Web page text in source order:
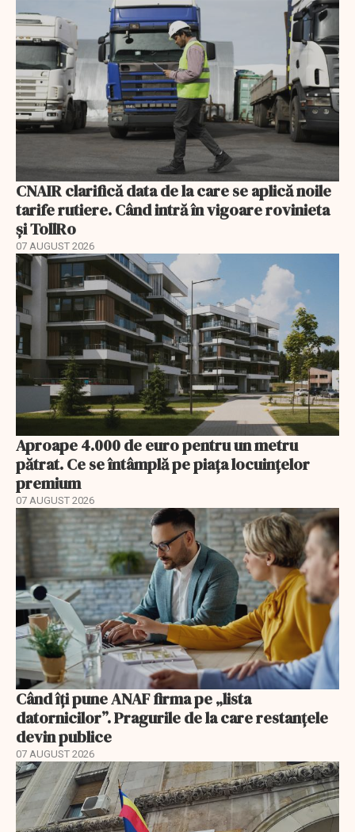
CNAIR clarifică data de la care se aplică noile
tarife rutiere. Când intră în vigoare rovinieta
și TollRo
07 AUGUST 2026
Aproape 4.000 de euro pentru un metru
pătrat. Ce se întâmplă pe piața locuințelor
premium
07 AUGUST 2026
Când îți pune ANAF firma pe „lista
datornicilor”. Pragurile de la care restanțele
devin publice
07 AUGUST 2026